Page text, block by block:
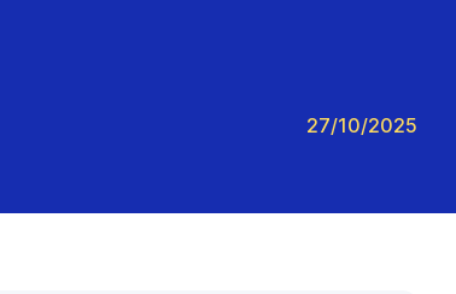
27/10/2025